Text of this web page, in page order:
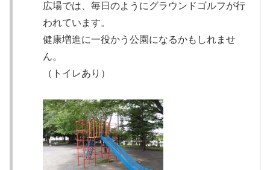
広場では、毎日のようにグラウンドゴルフが行
われています。
健康増進に一役かう公園になるかもしれませ
ん。
（トイレあり）